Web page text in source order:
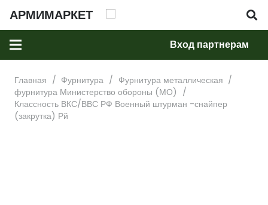
АРМИМАРКЕТ
Вход партнерам
Главная / Фурнитура / Фурнитура металлическая /
фурнитура Министерство обороны (МО) /
Классность ВКС/ВВС РФ Военный штурман -снайпер
(закрутка) Рй